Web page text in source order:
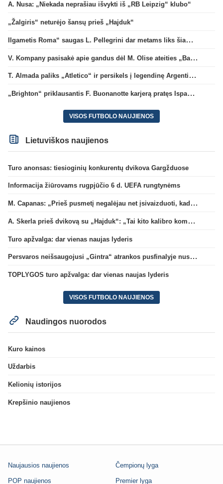
A. Nusa: „Niekada neprašiau išvykti iš „RB Leipzig“ klubo“
„Žalgiris“ neturėjo šansų prieš „Hajduk“
Ilgametis Roma“ saugas L. Pellegrini dar metams liks šiame klube
V. Kompany pasisakė apie gandus dėl M. Olise ateities „Bayern“ gretose
T. Almada paliks „Atletico“ ir persikels į legendinę Argentinos ekipą
„Brighton“ priklausantis F. Buonanotte karjerą pratęs Ispanijoje
VISOS FUTBOLO NAUJIENOS
Lietuviškos naujienos
Turo anonsas: tiesioginių konkurentų dvikova Gargžduose
Informacija žiūrovams rugpjūčio 6 d. UEFA rungtynėms
M. Capanas: „Prieš pusmetį negalėjau net įsivaizduoti, kad žaisime prieš „Hajduk“
A. Skerla prieš dvikovą su „Hajduk“: „Tai kito kalibro komanda“
Turo apžvalga: dar vienas naujas lyderis
Persvaros neišsaugojusi „Gintra“ atrankos pusfinalyje nusileido Škotijos čempionėms
TOPLYGOS turo apžvalga: dar vienas naujas lyderis
VISOS FUTBOLO NAUJIENOS
Naudingos nuorodos
Kuro kainos
Uždarbis
Kelionių istorijos
Krepšinio naujienos
Naujausios naujienos
POP naujienos
Čempionų lyga
Premier lyga